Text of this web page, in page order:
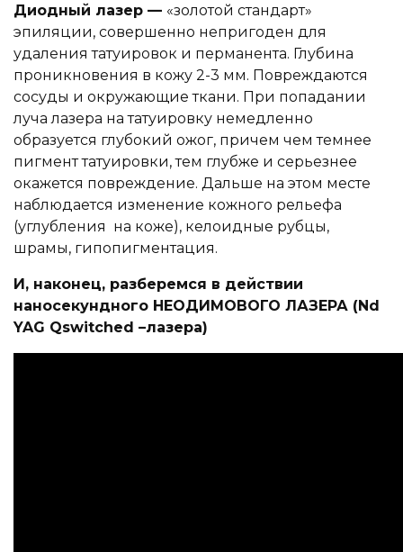
Диодный лазер — «золотой стандарт»
эпиляции, совершенно непригоден для
удаления татуировок и перманента. Глубина
проникновения в кожу 2-3 мм. Повреждаются
сосуды и окружающие ткани. При попадании
луча лазера на татуировку немедленно
образуется глубокий ожог, причем чем темнее
пигмент татуировки, тем глубже и серьезнее
окажется повреждение. Дальше на этом месте
наблюдается изменение кожного рельефа
(углубления на коже), келоидные рубцы,
шрамы, гипопигментация.
И, наконец, разберемся в действии
наносекундного НЕОДИМОВОГО ЛАЗЕРА (Nd
YAG Qswitched –лазера)